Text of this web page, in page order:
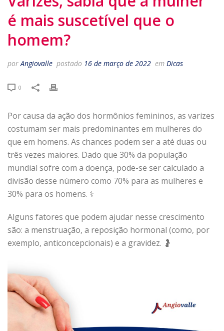
é mais suscetível que o
homem?
porAngiovalle postado 16 de março de 2022 em Dicas
0
Por causa da ação dos hormônios femininos, as varizes
costumam ser mais predominantes em mulheres do
que em homens. As chances podem ser a até duas ou
três vezes maiores. Dado que 30% da população
mundial sofre com a doença, pode-se ser calculado a
divisão desse número como 70% para as mulheres e
30% para os homens. ⚕
Alguns fatores que podem ajudar nesse crescimento
são: a menstruação, a reposição hormonal (como, por
exemplo, anticoncepcionais) e a gravidez. 🤰